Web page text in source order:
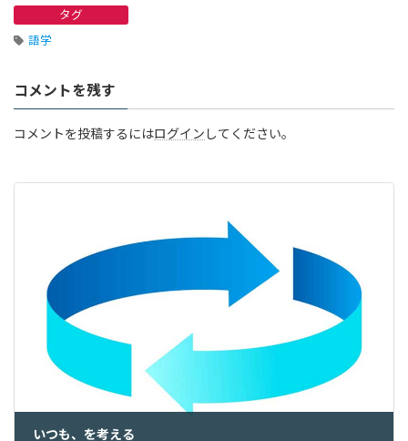
タグ
語学
コメントを残す
コメントを投稿するにはログイン してください。
いつも、を考える